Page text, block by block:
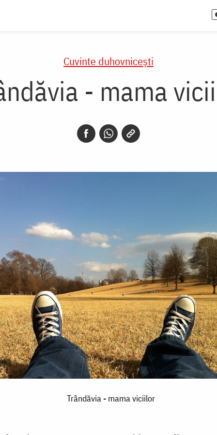
Cuvinte duhovnicești
- mama
Trândăvia - mama viciilor